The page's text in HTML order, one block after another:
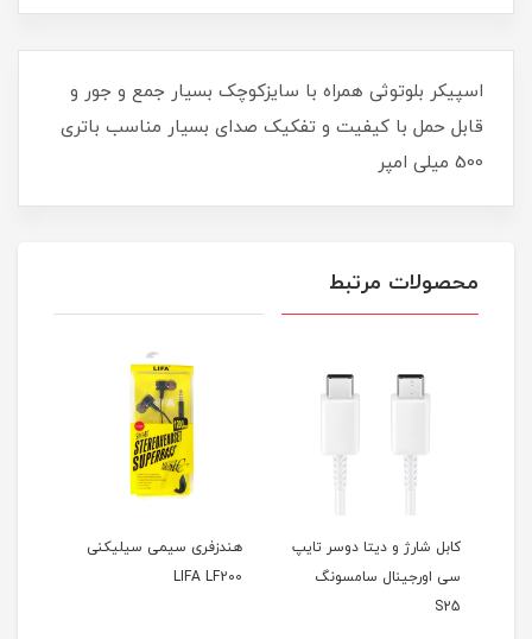
اسپیکر بلوتوثی همراه با سایزکوچک بسیار جمع و جور و
قابل حمل با کیفیت و تفکیک صدای بسیار مناسب باتری
500 میلی امپر
محصولات مرتبط
کابل شارژ و دیتا دوسر تایپ
سی اورجینال سامسونگ
S25
هندزفری سیمی سیلیکنی
LIFA LF200